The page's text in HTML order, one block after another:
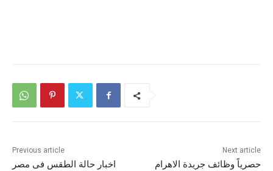
Previous article
اخبار حالة الطقس فى مصر
Next article
حصرياً وظائف جريدة الاهرام